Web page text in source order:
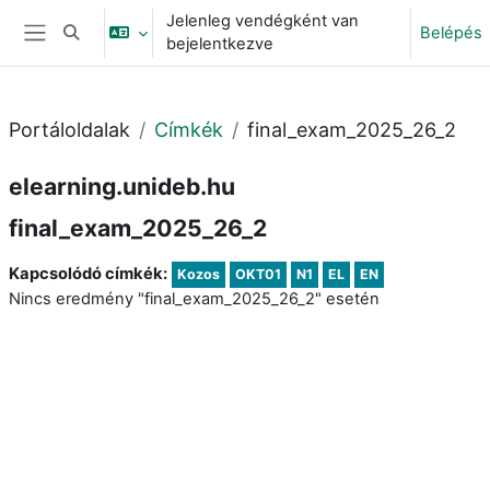
Tovább a fő tartalomhoz
Oldalpanel
Keresési bemeneti adatok váltása
Jelenleg vendégként van
bejelentkezve
Belépés
Portáloldalak Címkék final_exam_2025_26_2
elearning.unideb.hu
final_exam_2025_26_2
Kapcsolódó címkék: Kozos OKT01 N1 EL EN
Nincs eredmény "final_exam_2025_26_2" esetén